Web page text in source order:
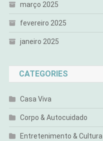
março 2025
fevereiro 2025
janeiro 2025
CATEGORIES
Casa Viva
Corpo & Autocuidado
Entretenimento & Cultura